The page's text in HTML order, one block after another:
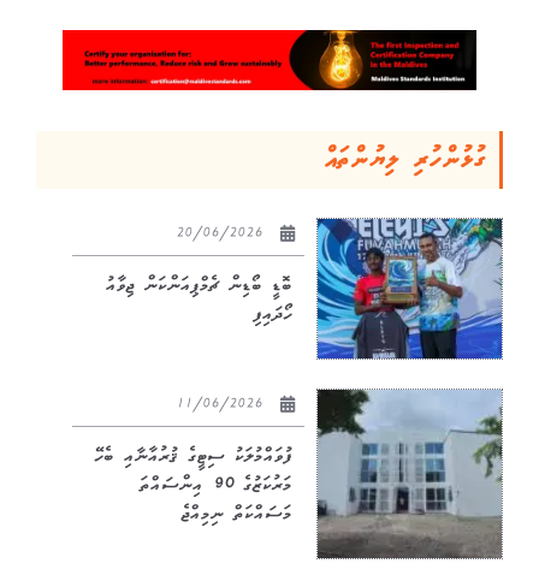
ގުޅުންހުރި ލިޔުންތައް
ބޮޑީ ބޯޑިން ޗެމްޕިއަންކަން ޖިވާއު
ހޯދައިފި
ފުވައްމުލަކު ސިޓީގެ ޤުރުއާނާއި ބެހޭ
މަރުކަޒުގެ 90 އިންސައްތަ
މަސައްކަތް ނިމިއްޖެ